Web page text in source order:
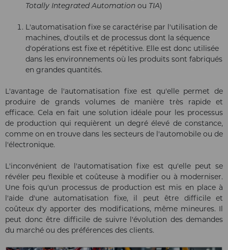
Totally Integrated Automation ou TIA)
L'automatisation fixe se caractérise par l'utilisation de
machines, d'outils et de processus dont la séquence
d'opérations est fixe et répétitive. Elle est donc utilisée
dans les environnements où les produits sont fabriqués
en grandes quantités.
L'avantage de l'automatisation fixe est qu'elle permet de
produire de grands volumes de manière très rapide et
efficace. Cela en fait une solution idéale pour les processus
de production qui requièrent un degré élevé de constance,
comme on en trouve dans les secteurs de l'automobile ou de
l'électronique.
L'inconvénient de l'automatisation fixe est qu'elle peut se
révéler peu flexible et coûteuse à modifier ou à moderniser.
Une fois qu'un processus de production est mis en place à
l'aide d'une automatisation fixe, il peut être difficile et
coûteux d'y apporter des modifications, même mineures. Il
peut donc être difficile de suivre l'évolution des demandes
du marché ou des préférences des clients.